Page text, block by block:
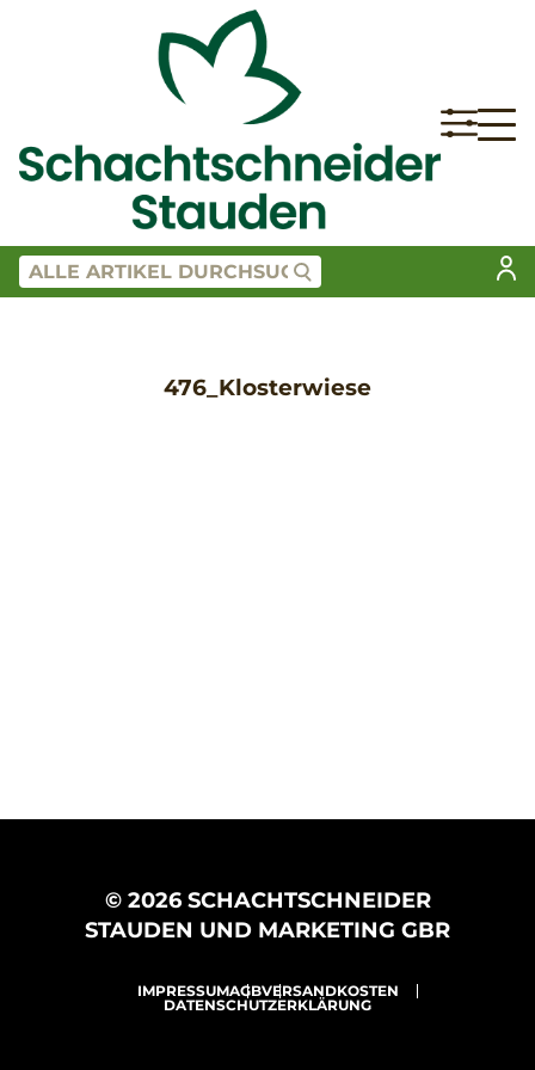
476_Klosterwiese
© 2026 SCHACHTSCHNEIDER
STAUDEN UND MARKETING GBR
IMPRESSUMAGBVERSANDKOSTEN
DATENSCHUTZERKLÄRUNG